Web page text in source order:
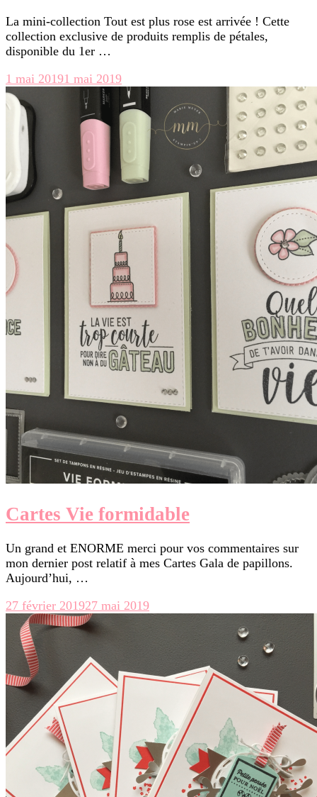
La mini-collection Tout est plus rose est arrivée ! Cette
collection exclusive de produits remplis de pétales,
disponible du 1er …
1 mai 20191 mai 2019
Cartes Vie formidable
Un grand et ENORME merci pour vos commentaires sur
mon dernier post relatif à mes Cartes Gala de papillons.
Aujourd’hui, …
27 février 201927 mai 2019